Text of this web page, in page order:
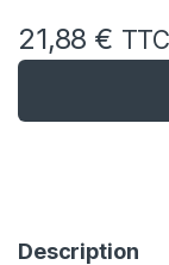
21,88 € TTC
quantité de
Description